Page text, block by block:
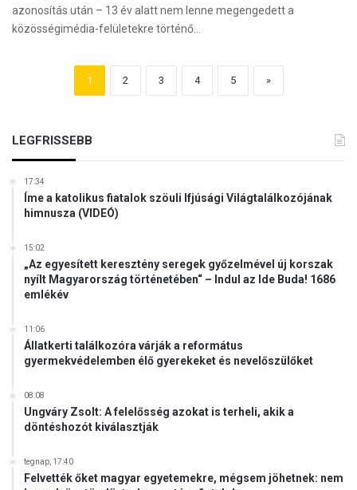
azonosítás után – 13 év alatt nem lenne megengedett a
közösségimédia-felületekre történő…
1 2 3 4 5 »
LEGFRISSEBB
17:34
Íme a katolikus fiatalok szöuli Ifjúsági Világtalálkozójának
himnusza (VIDEÓ)
15:02
„Az egyesített keresztény seregek győzelmével új korszak
nyílt Magyarország történetében“ – Indul az Ide Buda! 1686
emlékév
11:06
Állatkerti találkozóra várják a református
gyermekvédelemben élő gyerekeket és nevelőszülőket
08:08
Ungváry Zsolt: A felelősség azokat is terheli, akik a
döntéshozót kiválasztják
tegnap, 17:40
Felvették őket magyar egyetemekre, mégsem jöhetnek: nem